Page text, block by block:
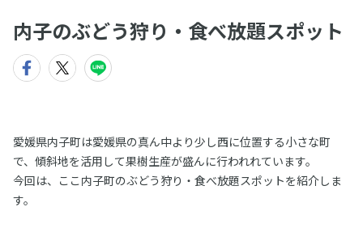
内子のぶどう狩り・食べ放題スポット
愛媛県内子町は愛媛県の真ん中より少し西に位置する小さな町
で、傾斜地を活用して果樹生産が盛んに行われれています。
今回は、ここ内子町のぶどう狩り・食べ放題スポットを紹介しま
す。